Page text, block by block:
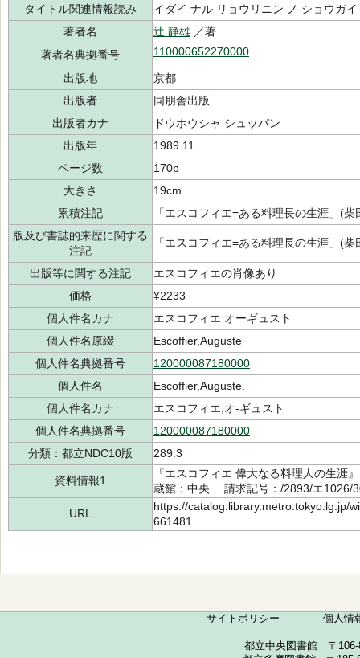
タイトル関連情報読み
イダイ ナル リョウリニン ノ ショウガイ
著者名
辻 静雄 ／著
著者名典拠番号
110000652270000
出版地
京都
出版者
同朋舎出版
出版者カナ
ドウホウシャ シュッパン
出版年
1989.11
ページ数
170p
大きさ
19cm
累積注記
「エスコフィエ=ある料理長の生涯」(
版及び書誌的来歴に関する
注記
「エスコフィエ=ある料理長の生涯」(
出版等に関する注記
エスコフィエの肖像あり
価格
¥2233
個人件名カナ
エスコフィエ オーギュスト
個人件名原綴
Escoffier,Auguste
個人件名典拠番号
120000087180000
個人件名
Escoffier,Auguste.
個人件名カナ
エスコフィエ,オ-ギュスト
個人件名典拠番号
120000087180000
分類：都立NDC10版
289.3
資料情報1
『エスコフィエ 偉大なる料理人の
蔵館：中央 請求記号：/2893/エ
URL
https://catalog.library.metro.tokyo.lg.jp/
661481
サイトポリシー 個人情
都立中央図書館 〒